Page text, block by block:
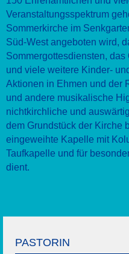
Veranstaltungsspektrum
Sommerkirche im
Süd-West angeboten wird,
Sommergottesdiensten,
und viele weitere Kinder-
Aktionen in Ehmen und der
und andere musikalische
nichtkirchliche und
dem Grundstück der Kirche
eingeweihte Kapelle mit
Taufkapelle und für
dient.
PASTORIN